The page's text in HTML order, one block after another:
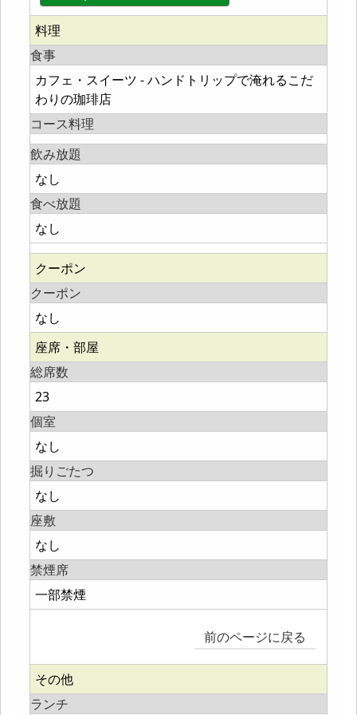
料理
食事
カフェ・スイーツ - ハンドトリップで淹れるこだ
わりの珈琲店
コース料理
飲み放題
なし
食べ放題
なし
クーポン
クーポン
なし
座席・部屋
総席数
23
個室
なし
掘りごたつ
なし
座敷
なし
禁煙席
一部禁煙
前のページに戻る
その他
ランチ